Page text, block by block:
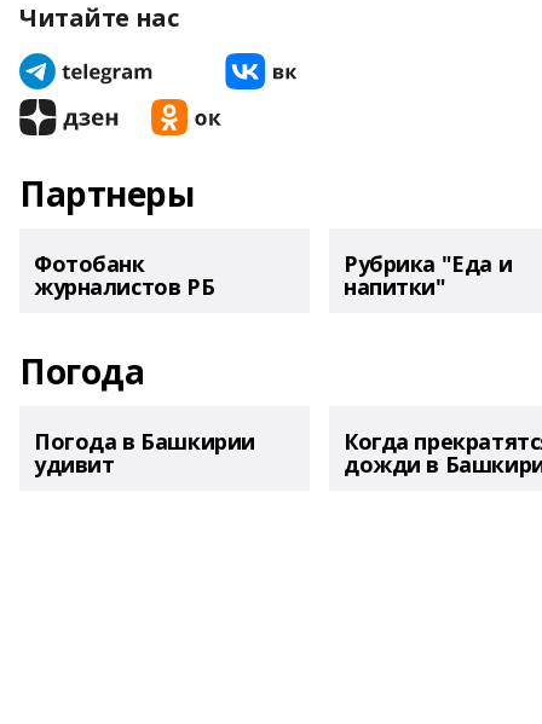
Читайте нас
Партнеры
Фотобанк
журналистов РБ
Рубрика "Еда и
напитки"
Погода
Погода в Башкирии
удивит
Когда
дожди в